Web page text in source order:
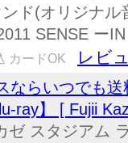
ド(オリジナ
SENSE ー
カードOK レビ
ならいつでも
ray】 [ Fujii
ゼ スタジアム